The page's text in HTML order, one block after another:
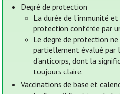
Degré de protection
La durée de l'immunité
protection conférée par
Le degré de protection
partiellement évalué par
d'anticorps, dont la
toujours claire.
Vaccinations de base et